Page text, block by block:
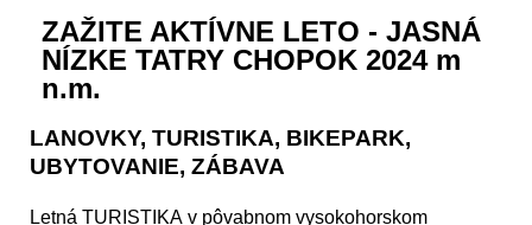
ZAŽITE AKTÍVNE LETO - JASNÁ
NÍZKE TATRY CHOPOK 2024 m
n.m.
LANOVKY, TURISTIKA, BIKEPARK,
UBYTOVANIE, ZÁBAVA
Letná TURISTIKA v pôvabnom vysokohorskom